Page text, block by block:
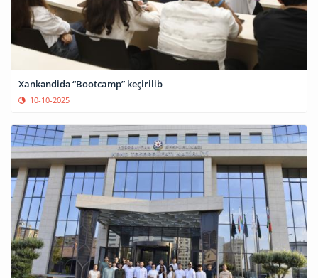
Xankəndidə “Bootcamp” keçirilib
10-10-2025